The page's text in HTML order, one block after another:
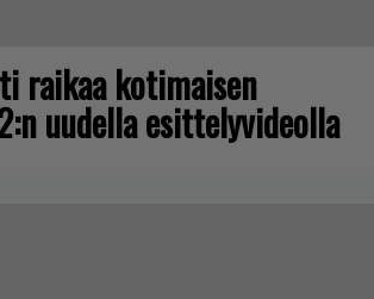
raikaa kotimaisen
uudella esittelyvideolla